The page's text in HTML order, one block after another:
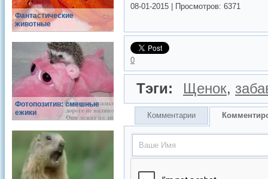
Фантастические
животные
Фотопозитив: смешные
ежики
08-01-2015 Просмотров: 6371
0
Тэги: Щенок,
Комментарии